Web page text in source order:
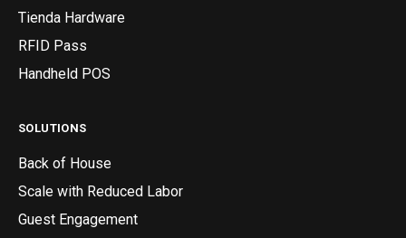
Tienda Hardware
RFID Pass
Handheld POS
SOLUTIONS
Back of House
Scale with Reduced Labor
Guest Engagement